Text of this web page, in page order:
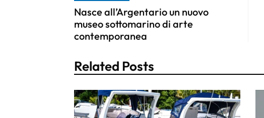
Nasce all’Argentario un nuovo
museo sottomarino di arte
contemporanea
Related Posts